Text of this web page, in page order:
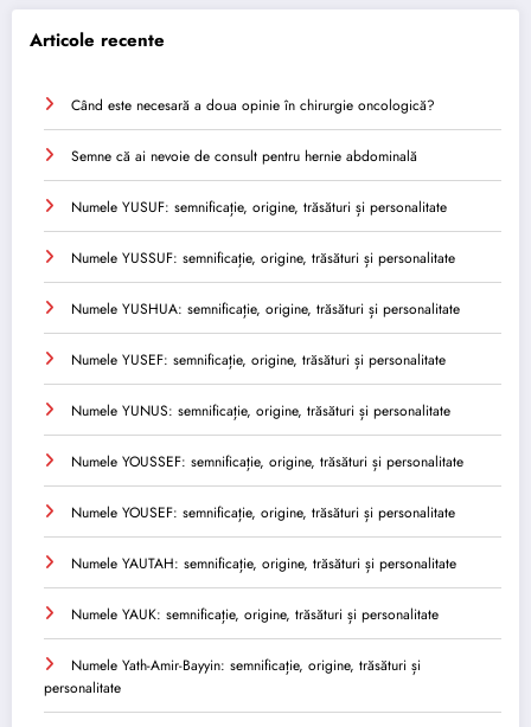
Articole recente
Când este necesară a doua opinie în chirurgie oncologică?
Semne că ai nevoie de consult pentru hernie abdominală
Numele YUSUF: semnificație, origine, trăsături și personalitate
Numele YUSSUF: semnificație, origine, trăsături și personalitate
Numele YUSHUA: semnificație, origine, trăsături și personalitate
Numele YUSEF: semnificație, origine, trăsături și personalitate
Numele YUNUS: semnificație, origine, trăsături și personalitate
Numele YOUSSEF: semnificație, origine, trăsături și personalitate
Numele YOUSEF: semnificație, origine, trăsături și personalitate
Numele YAUTAH: semnificație, origine, trăsături și personalitate
Numele YAUK: semnificație, origine, trăsături și personalitate
Numele Yath-Amir-Bayyin: semnificație, origine, trăsături și
personalitate